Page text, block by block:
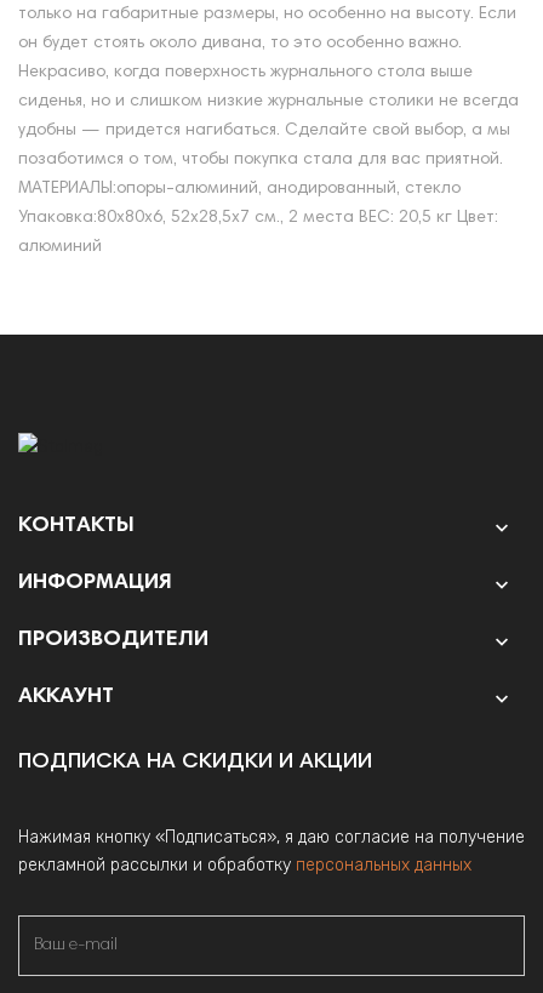
только на габаритные размеры, но особенно на высоту. Если
он будет стоять около дивана, то это особенно важно.
Некрасиво, когда поверхность журнального стола выше
сиденья, но и слишком низкие журнальные столики не всегда
удобны — придется нагибаться. Сделайте свой выбор, а мы
позаботимся о том, чтобы покупка стала для вас приятной.
МАТЕРИАЛЫ:опоры-алюминий, анодированный, стекло
Упаковка:80х80х6, 52х28,5х7 см., 2 места ВЕС: 20,5 кг Цвет:
алюминий
КОНТАКТЫ 
ИНФОРМАЦИЯ 
ПРОИЗВОДИТЕЛИ 
АККАУНТ 
ПОДПИСКА НА СКИДКИ И АКЦИИ
Нажимая кнопку «Подписаться», я даю согласие на получение
рекламной рассылки и обработку персональных данных